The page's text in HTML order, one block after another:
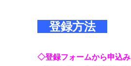
登録方法
◇登録フォームから申込み